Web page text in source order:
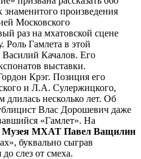
произведения
Московского
раз на мхатовской сцене
Роль Гамлета в этой
Василий Качалов. Его
выставки.
Крэг. Позиция его
и Л.А. Сулержицкого,
длилась несколько лет. Об
Влас Дорошевич даже
«Гамлет». На
Музея МХАТ Павел Ващилин
буквально сыграв
слез от смеха.